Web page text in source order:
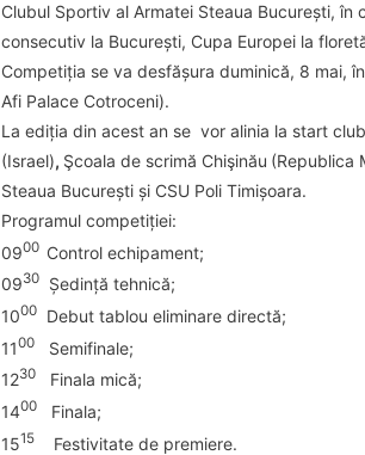
Clubul Sportiv al Armatei Steaua București,
consecutiv la București, Cupa Europei la
Competiția se va desfășura duminică, 8 mai,
Afi Palace Cotroceni).
La ediția din acest an se vor alinia la start
(Israel), Şcoala de scrimă Chişinău (Republica
Steaua Bucureşti și CSU Poli Timișoara.
Programul competiției:
0900 Control echipament;
0930
Ședință tehnică;
1000
Debut tablou eliminare directă;
1100
Semifinale;
1230
Finala mică;
1400
Finala;
1515
Festivitate de premiere.